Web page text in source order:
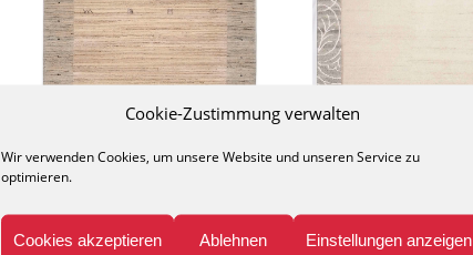
Cookie-Zustimmung verwalten
Wir verwenden Cookies, um unsere Website und unseren Service zu
optimieren.
Cookies akzeptieren Ablehnen Einstellungen anzeigen
Lori Dream Super